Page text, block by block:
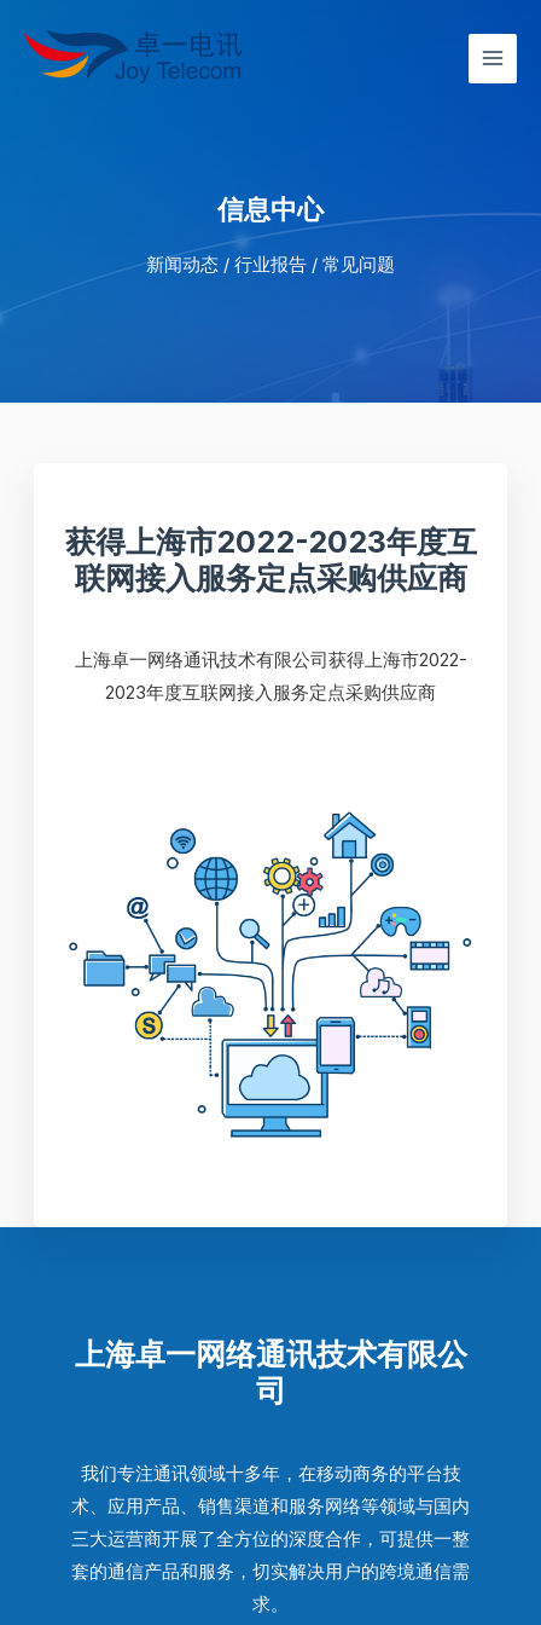
信息中心
新闻动态 / 行业报告 / 常见问题
获得上海市2022-2023年度互
联网接入服务定点采购供应商
上海卓一网络通讯技术有限公司获得上海市2022-
2023年度互联网接入服务定点采购供应商
上海卓一网络通讯技术有限公
司
我们专注通讯领域十多年，在移动商务的平台技
术、应用产品、销售渠道和服务网络等领域与国内
三大运营商开展了全方位的深度合作，可提供一整
套的通信产品和服务，切实解决用户的跨境通信需
求。